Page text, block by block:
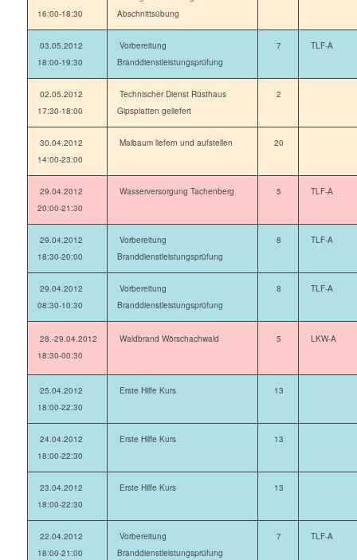
16:00-18:30
Abschnittsübung
03.05.2012
18:00-19:30
Vorbereitung
Branddienstleistungsprüfung
7 TLF-A
02.05.2012
17:30-18:00
Technischer Dienst Rüsthaus
Gipsplatten geliefert
2
30.04.2012
14:00-23:00
Maibaum liefern und aufstellen 20
29.04.2012
20:00-21:30
Wasserversorgung Tachenberg 5 TLF-A
29.04.2012
18:30-20:00
Vorbereitung
Branddienstleistungsprüfung
8 TLF-A
29.04.2012
08:30-10:30
Vorbereitung
Branddienstleistungsprüfung
8 TLF-A
28.-29.04.2012
18:30-00:30
Waldbrand Wörschachwald 5 LKW-A
25.04.2012
18:00-22:30
Erste Hilfe Kurs 13
24.04.2012
18:00-22:30
Erste Hilfe Kurs 13
23.04.2012
18:00-22:30
Erste Hilfe Kurs 13
22.04.2012
18:00-21:00
Vorbereitung
Branddienstleistungsprüfung
7 TLF-A